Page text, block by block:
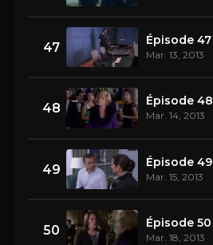
47 Épisode 47
Mar. 13, 2013
48 Épisode 48
Mar. 14, 2013
49 Épisode 49
Mar. 15, 2013
50 Épisode 50
Mar. 18, 2013